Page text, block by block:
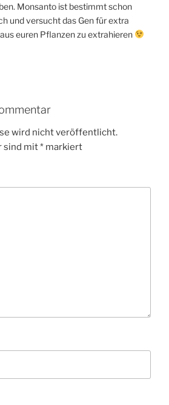
Monsanto ist bestimmt schon
und versucht das Gen für extra
euren Pflanzen zu extrahieren
wird nicht veröffentlicht.
sind mit* markiert